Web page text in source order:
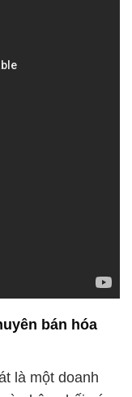
bán hóa
là một doanh